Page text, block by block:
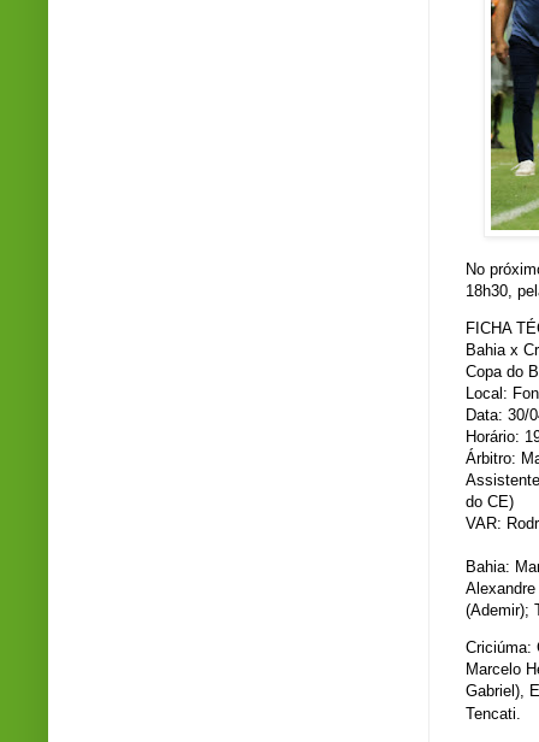
No
18h30,
FICHA
Bahia x
Copa do
Local:
Data: 30/
Horário:
Árbitro:
do CE)
VAR:
Bahia:
(Ademir);
Criciúma:
Marcelo
Gabriel),
Tencati.